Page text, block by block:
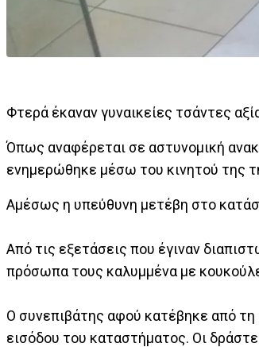
Φτερά έκαναν γυναικείες τσάντες
Όπως αναφέρεται σε αστυνομική
ενημερώθηκε μέσω του κινητού της
Αμέσως η υπεύθυνη μετέβη στο
Από τις εξετάσεις που έγιναν
πρόσωπα τους καλυμμένα με
Ο συνεπιβάτης αφού κατέβηκε από τη
εισόδου του καταστήματος. Οι